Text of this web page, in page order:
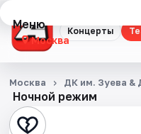
Концерты
Меню
Москва
Концерты
Театр
Ночной режим
Москва ДК им. Зуева &